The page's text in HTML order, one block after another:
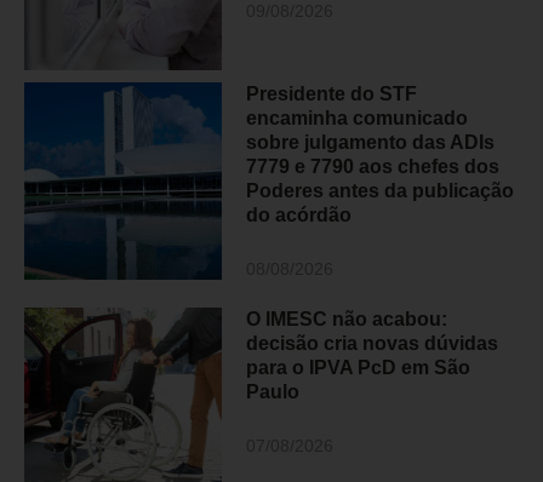
Presidente do STF
encaminha comunicado
sobre julgamento das ADIs
7779 e 7790 aos chefes dos
Poderes antes da publicação
do acórdão
O IMESC não acabou:
decisão cria novas dúvidas
para o IPVA PcD em São
Paulo